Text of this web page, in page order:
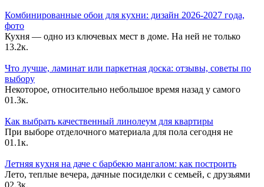
Комбинированные обои для кухни: дизайн 2026-2027 года,
фото
Кухня — одно из ключевых мест в доме. На ней не только
13.2к.
Что лучше, ламинат или паркетная доска: отзывы, советы по
выбору
Некоторое, относительно небольшое время назад у самого
01.3к.
Как выбрать качественный линолеум для квартиры
При выборе отделочного материала для пола сегодня не
01.1к.
Летняя кухня на даче с барбекю мангалом: как построить
Лето, теплые вечера, дачные посиделки с семьей, с друзьями